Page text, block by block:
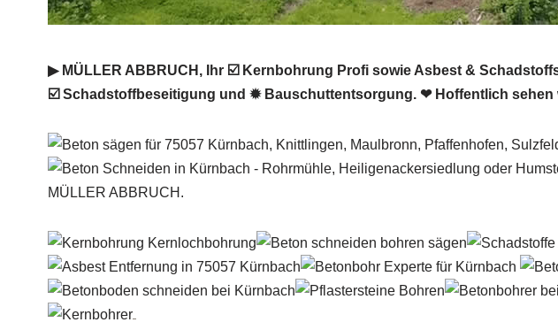
▶︎ MÜLLER ABBRUCH, Ihr ☑️ Kernbohrung Profi sowie Asbest &
☑️ Schadstoffbeseitigung und ✹ Bauschuttentsorgung. ❤ Hoffentlich
MÜLLER ABBRUCH.